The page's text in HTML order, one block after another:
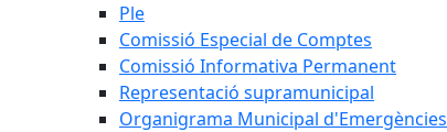
Ple
Comissió Especial de Comptes
Comissió Informativa Permanent
Representació supramunicipal
Organigrama Municipal d'Emergències